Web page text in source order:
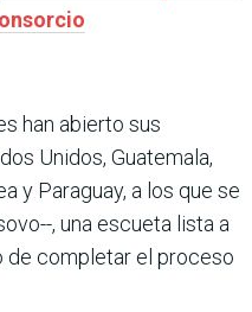
han abierto sus
Unidos, Guatemala,
y Paraguay, a los que se
, una escueta lista a
de completar el proceso